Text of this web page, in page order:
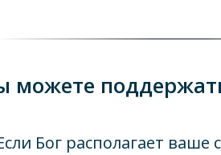
можете
Бог располагает